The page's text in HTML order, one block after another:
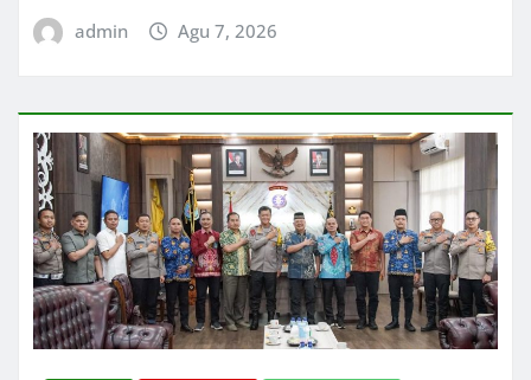
admin Agu 7, 2026